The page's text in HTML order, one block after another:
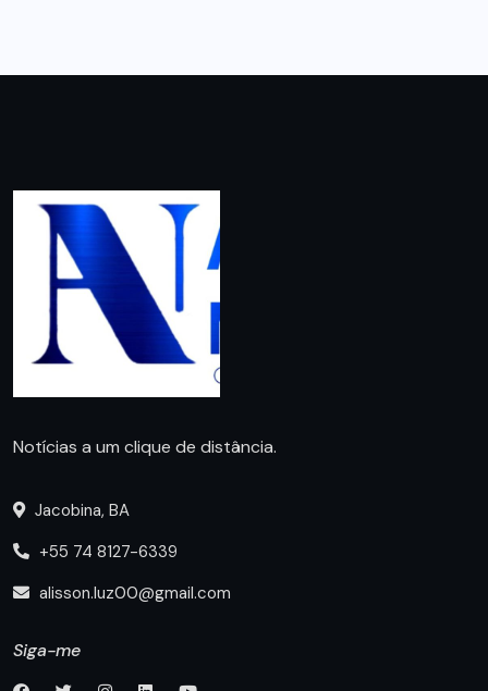
Notícias a um clique de distância.
Jacobina, BA
+55 74 8127-6339
alisson.luz00@gmail.com
Siga-me